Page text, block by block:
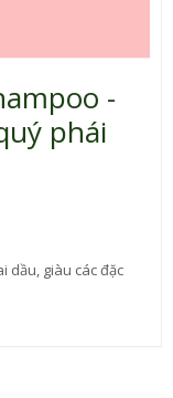
-
phái
dầu, giàu các đặc